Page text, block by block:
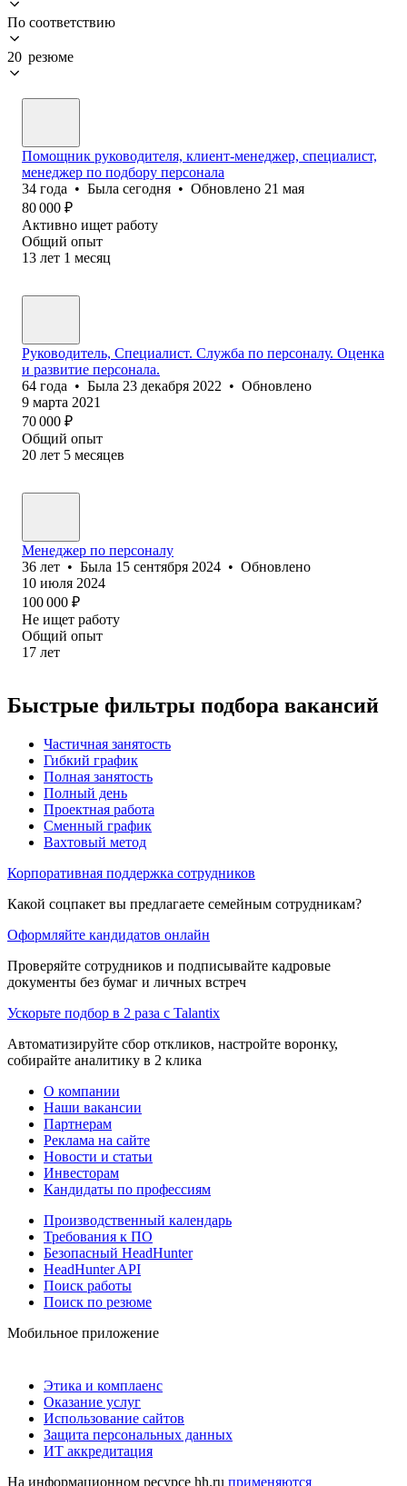
По соответствию
20 резюме
Помощник руководителя, клиент-менеджер, специалист,
менеджер по подбору персонала
34 года • Была сегодня • Обновлено 21 мая
80 000 ₽
Активно ищет работу
Общий опыт
13 лет 1 месяц
Руководитель, Специалист. Cлужба по персоналу. Оценка
и развитие персонала.
64 года • Была 23 декабря 2022 • Обновлено
9 марта 2021
70 000 ₽
Общий опыт
20 лет 5 месяцев
Менеджер по персоналу
36 лет • Была 15 сентября 2024 • Обновлено
10 июля 2024
100 000 ₽
Не ищет работу
Общий опыт
17 лет
Быстрые фильтры подбора вакансий
Частичная занятость
Гибкий график
Полная занятость
Полный день
Проектная работа
Сменный график
Вахтовый метод
Корпоративная поддержка сотрудников
Какой соцпакет вы предлагаете семейным сотрудникам?
Оформляйте кандидатов онлайн
Проверяйте сотрудников и подписывайте кадровые
документы без бумаг и личных встреч
Ускорьте подбор в 2 раза с Talantix
Автоматизируйте сбор откликов, настройте воронку,
собирайте аналитику в 2 клика
О компании
Наши вакансии
Партнерам
Реклама на сайте
Новости и статьи
Инвесторам
Кандидаты по профессиям
Производственный календарь
Требования к ПО
Безопасный HeadHunter
HeadHunter API
Поиск работы
Поиск по резюме
Мобильное приложение
Этика и комплаенс
Оказание услуг
Использование сайтов
Защита персональных данных
ИТ аккредитация
На информационном ресурсе hh.ru применяются